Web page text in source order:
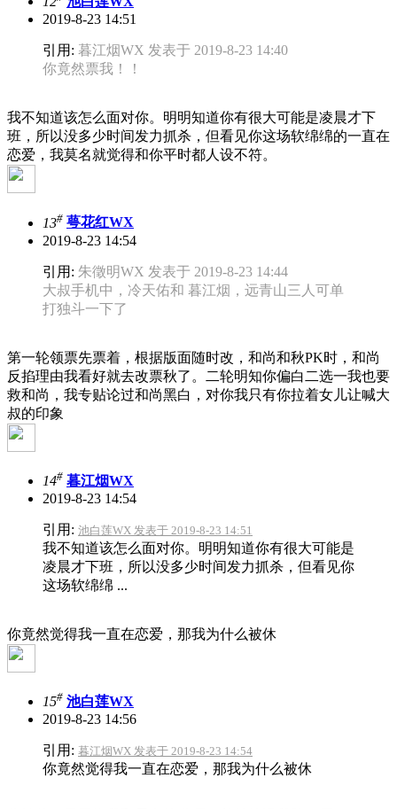
2019-8-23 14:51
引用: 暮江烟WX 发表于 2019-8-23 14:40
你竟然票我！！
我不知道该怎么面对你。明明知道你有很大可能是凌晨才下
班，所以没多少时间发力抓杀，但看见你这场软绵绵的一直在
恋爱，我莫名就觉得和你平时都人设不符。
13# 萼花红WX
2019-8-23 14:54
引用: 朱徵明WX 发表于 2019-8-23 14:44
大叔手机中，冷天佑和 暮江烟，远青山三人可单
打独斗一下了
第一轮领票先票着，根据版面随时改，和尚和秋PK时，和尚
反掐理由我看好就去改票秋了。二轮明知你偏白二选一我也要
救和尚，我专贴论过和尚黑白，对你我只有你拉着女儿让喊大
叔的印象
14# 暮江烟WX
2019-8-23 14:54
引用: 池白莲WX 发表于 2019-8-23 14:51
我不知道该怎么面对你。明明知道你有很大可能是
凌晨才下班，所以没多少时间发力抓杀，但看见你
这场软绵绵 ...
你竟然觉得我一直在恋爱，那我为什么被休
15# 池白莲WX
2019-8-23 14:56
引用: 暮江烟WX 发表于 2019-8-23 14:54
你竟然觉得我一直在恋爱，那我为什么被休